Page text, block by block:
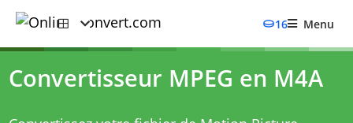
16 Menu
Convertisseur MPEG en M4A